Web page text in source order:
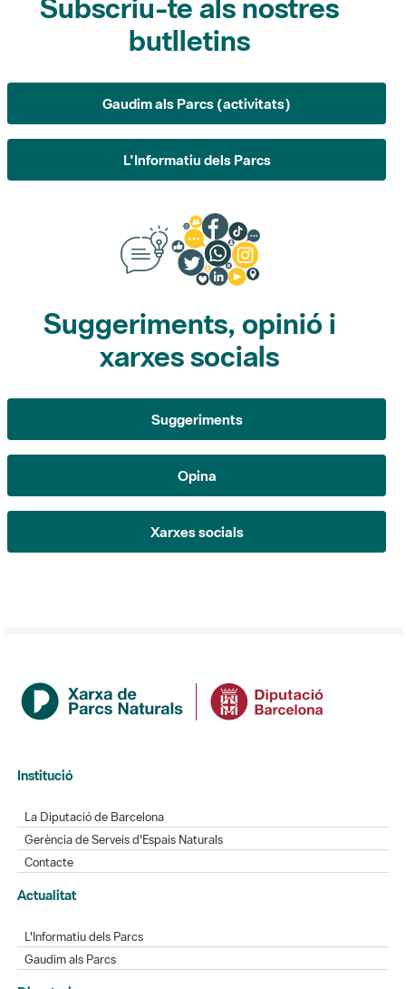
Gaudim als Parcs (activitats)
L'Informatiu dels Parcs
Suggeriments, opinió i
xarxes socials
Suggeriments
Opina
Xarxes socials
Institució
Gerència de Serveis d'Espais Naturals
Actualitat
L'Informatiu dels Parcs
Gaudim als Parcs
Directori de contacte